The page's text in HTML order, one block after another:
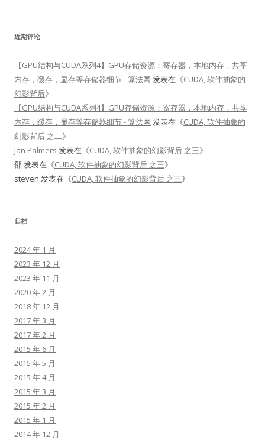
近期评论
【GPU结构与CUDA系列4】GPU存储资源：寄存器，本地内存，共享
内存，缓存，显存等存储器细节 - 算法网 发表在《CUDA, 软件抽象的
幻影背后》
【GPU结构与CUDA系列4】GPU存储资源：寄存器，本地内存，共享
内存，缓存，显存等存储器细节 - 算法网 发表在《CUDA, 软件抽象的
幻影背后 之二》
Jan Palmers 发表在《CUDA, 软件抽象的幻影背后 之三》
邵发表在《CUDA, 软件抽象的幻影背后 之三》
steven 发表在《CUDA, 软件抽象的幻影背后 之三》
归档
2024 年 1 月
2023 年 12 月
2023 年 11 月
2020 年 2 月
2018 年 12 月
2017 年 3 月
2017 年 2 月
2015 年 6 月
2015 年 5 月
2015 年 4 月
2015 年 3 月
2015 年 2 月
2015 年 1 月
2014 年 12 月